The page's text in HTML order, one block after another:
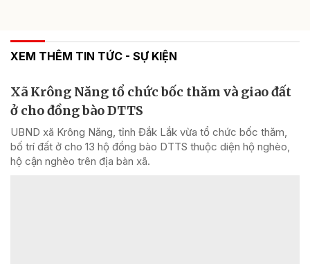
XEM THÊM TIN TỨC - SỰ KIỆN
Xã Krông Năng tổ chức bốc thăm và giao đất
ở cho đồng bào DTTS
UBND xã Krông Năng, tỉnh Đắk Lắk vừa tổ chức bốc thăm,
bố trí đất ở cho 13 hộ đồng bào DTTS thuộc diện hộ nghèo,
hộ cận nghèo trên địa bàn xã.